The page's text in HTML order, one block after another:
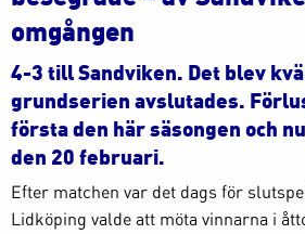
omgången
4-3 till Sandviken. Det blev
grundserien avslutades.
första den här säsongen och
den 20 februari.
Efter matchen var det dags för
Lidköping valde att möta vinnarna i